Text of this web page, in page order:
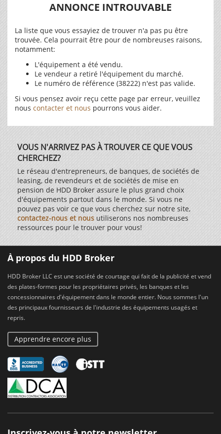
ANNONCE INTROUVABLE
La liste que vous essayiez de trouver n'a pas pu être
trouvée. Cela pourrait être pour de nombreuses raisons,
notamment:
L'équipement a été vendu.
Le vendeur a retiré l'équipement du marché.
Le numéro de référence (38222) n'est pas valide.
Si vous pensez avoir reçu cette page par erreur, veuillez
nous contacter et nous pourrons vous aider.
VOUS N'ARRIVEZ PAS À TROUVER CE QUE VOUS
CHERCHEZ?
Le réseau d'entrepreneurs, de banques, de sociétés de
leasing, de revendeurs et de sociétés de mise en
pension de HDD Broker assure le plus grand choix
d'équipements partout dans le monde. Si vous ne
pouvez pas voir ce que vous cherchez sur notre site,
contactez-nous et nous utiliserons nos nombreuses
ressources pour le trouver pour vous!
À propos du HDD Broker
HDD Broker LLC est une société de courtage qui fait de la publicité et vend
des plates-formes pour les propriétaires privés, les banques et les
concessionnaires d'équipement dans le monde entier. Nous sommes l'un
des principaux fournisseurs de l'industrie des équipements usagés et
repris.
Apprendre encore plus